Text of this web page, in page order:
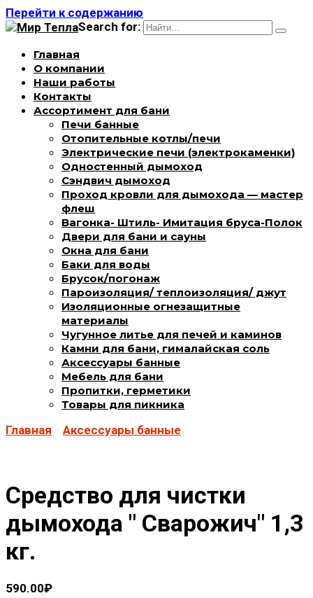
Перейти к содержанию
Search for:
Главная
О компании
Наши работы
Контакты
Ассортимент для бани
Печи банные
Отопительные котлы/печи
Электрические печи (электрокаменки)
Одностенный дымоход
Сэндвич дымоход
Проход кровли для дымохода — мастер
флеш
Вагонка- Штиль- Имитация бруса-Полок
Двери для бани и сауны
Окна для бани
Баки для воды
Брусок/погонаж
Пароизоляция/ теплоизоляция/ джут
Изоляционные огнезащитные
материалы
Чугунное литье для печей и каминов
Камни для бани, гималайская соль
Аксессуары банные
Мебель для бани
Пропитки, герметики
Товары для пикника
Главная Аксессуары банные
Средство для чистки
дымохода " Сварожич" 1,3
кг.
590.00₽